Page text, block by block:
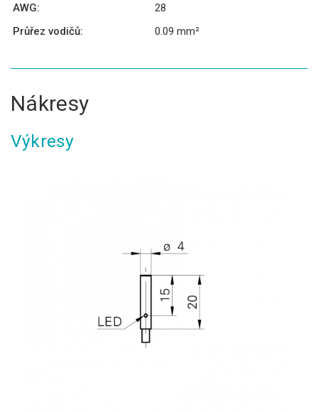
AWG:
28
Průřez vodičů:
0.09 mm²
Nákresy
Výkresy